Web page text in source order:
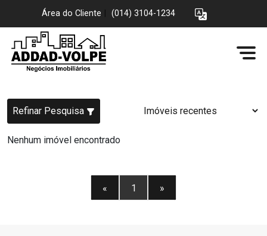
Área do Cliente (014) 3104-1234
Refinar Pesquisa
Nenhum imóvel encontrado
« 1 »